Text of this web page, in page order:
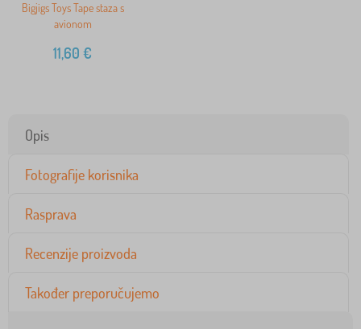
Bigjigs Toys Tape staza s
avionom
11,60 €
Opis
Fotografije korisnika
Rasprava
Recenzije proizvoda
Također preporučujemo